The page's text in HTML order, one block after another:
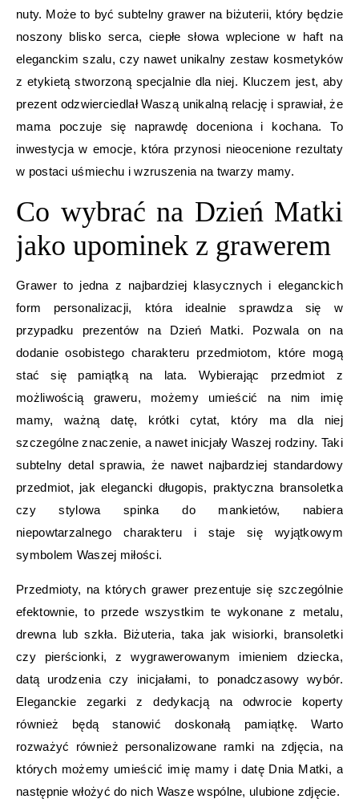
nuty. Może to być subtelny grawer na biżuterii, który będzie
noszony blisko serca, ciepłe słowa wplecione w haft na
eleganckim szalu, czy nawet unikalny zestaw kosmetyków
z etykietą stworzoną specjalnie dla niej. Kluczem jest, aby
prezent odzwierciedlał Waszą unikalną relację i sprawiał, że
mama poczuje się naprawdę doceniona i kochana. To
inwestycja w emocje, która przynosi nieocenione rezultaty
w postaci uśmiechu i wzruszenia na twarzy mamy.
Co wybrać na Dzień Matki
jako upominek z grawerem
Grawer to jedna z najbardziej klasycznych i eleganckich
form personalizacji, która idealnie sprawdza się w
przypadku prezentów na Dzień Matki. Pozwala on na
dodanie osobistego charakteru przedmiotom, które mogą
stać się pamiątką na lata. Wybierając przedmiot z
możliwością graweru, możemy umieścić na nim imię
mamy, ważną datę, krótki cytat, który ma dla niej
szczególne znaczenie, a nawet inicjały Waszej rodziny. Taki
subtelny detal sprawia, że nawet najbardziej standardowy
przedmiot, jak elegancki długopis, praktyczna bransoletka
czy stylowa spinka do mankietów, nabiera
niepowtarzalnego charakteru i staje się wyjątkowym
symbolem Waszej miłości.
Przedmioty, na których grawer prezentuje się szczególnie
efektownie, to przede wszystkim te wykonane z metalu,
drewna lub szkła. Biżuteria, taka jak wisiorki, bransoletki
czy pierścionki, z wygrawerowanym imieniem dziecka,
datą urodzenia czy inicjałami, to ponadczasowy wybór.
Eleganckie zegarki z dedykacją na odwrocie koperty
również będą stanowić doskonałą pamiątkę. Warto
rozważyć również personalizowane ramki na zdjęcia, na
których możemy umieścić imię mamy i datę Dnia Matki, a
następnie włożyć do nich Wasze wspólne, ulubione zdjęcie.